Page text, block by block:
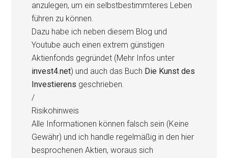
anzulegen, um ein selbstbestimmteres Leben
führen zu können.
Dazu habe ich neben diesem Blog und
Youtube auch einen extrem günstigen
Aktienfonds gegründet (Mehr Infos unter
invest4.net) und auch das Buch Die Kunst des
Investierens geschrieben.
/
Risikohinweis
Alle Informationen können falsch sein (Keine
Gewähr) und ich handle regelmäßig in den hier
besprochenen Aktien, woraus sich